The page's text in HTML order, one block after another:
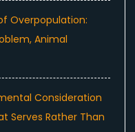
Overpopulation:
Animal
Consideration
Serves Rather Than